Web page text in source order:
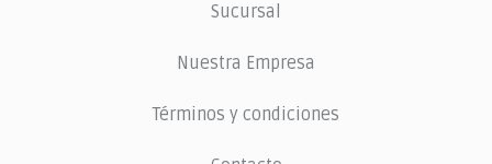
Sucursal
Nuestra Empresa
Términos y condiciones